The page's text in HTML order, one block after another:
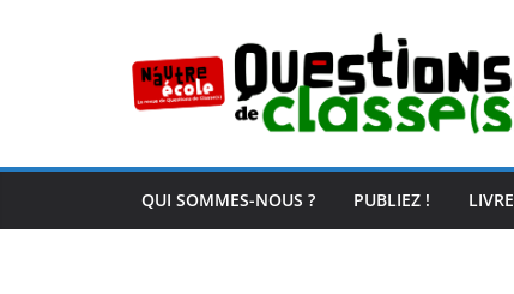
QUI SOMMES-NOUS ? PUBLIEZ !